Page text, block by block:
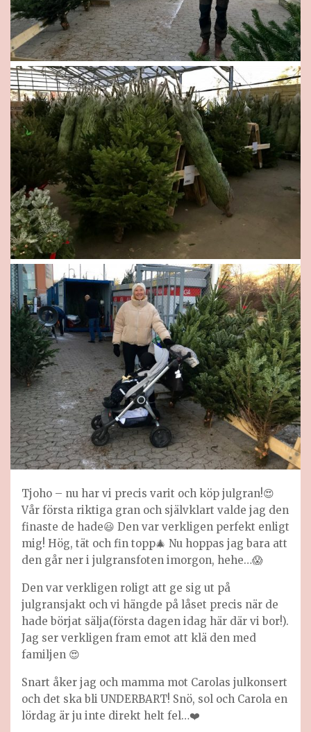
Tjoho – nu har vi precis varit och köp julgran!😍
Vår första riktiga gran och självklart valde jag den
finaste de hade😃 Den var verkligen perfekt enligt
mig! Hög, tät och fin topp🎄 Nu hoppas jag bara att
den går ner i julgransfoten imorgon, hehe…😱
Den var verkligen roligt att ge sig ut på
julgransjakt och vi hängde på låset precis när de
hade börjat sälja(första dagen idag här där vi bor!).
Jag ser verkligen fram emot att klä den med
familjen 😍
Snart åker jag och mamma mot Carolas julkonsert
och det ska bli UNDERBART! Snö, sol och Carola en
lördag är ju inte direkt helt fel…❤️